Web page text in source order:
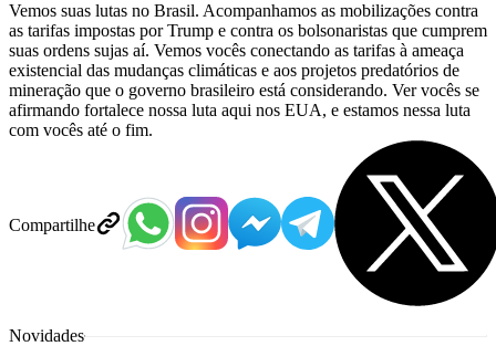
Compartilhe
Vemos suas lutas no Brasil. Acompanhamos as mobilizações contra
as tarifas impostas por Trump e contra os bolsonaristas que cumprem
suas ordens sujas aí. Vemos vocês conectando as tarifas à ameaça
existencial das mudanças climáticas e aos projetos predatórios de
mineração que o governo brasileiro está considerando. Ver vocês se
afirmando fortalece nossa luta aqui nos EUA, e estamos nessa luta
com vocês até o fim.
Novidades